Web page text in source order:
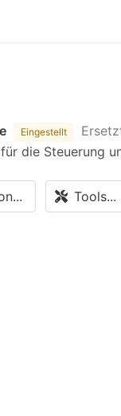
Eingestellt
die Steuerung
Tools...